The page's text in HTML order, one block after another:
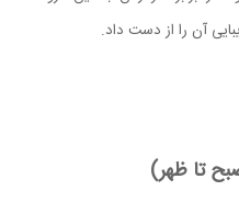
آن را از دست داد.